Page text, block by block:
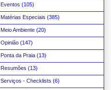
Eventos (105)
Matérias Especiais (385)
Meio Ambiente (20)
Opinião (147)
Ponta da Praia (13)
Resumões (13)
Serviços - Checklists (6)